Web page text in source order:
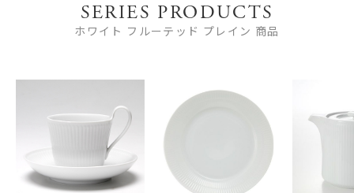
SERIES PRODUCTS
ホワイト フルーテッド プレイン 商品